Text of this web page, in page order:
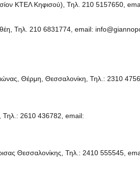
ΚΤΕΛ Κηφισού), Τηλ. 210 5157650,
Τηλ. 210 6831774, email:
Θέρμη, Θεσσαλονίκη, Τηλ.: 2310
2610 436782, email:
Θεσσαλονίκης, Τηλ.: 2410 555545,